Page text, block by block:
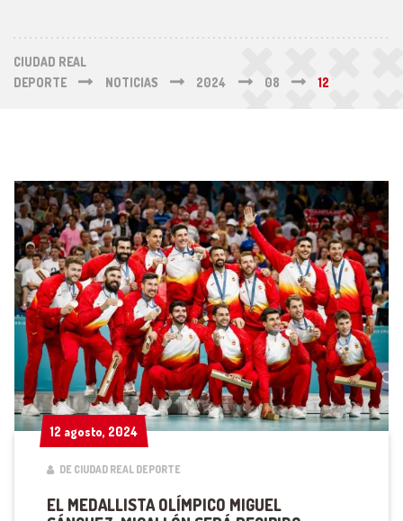
CIUDAD REAL
DEPORTE
NOTICIAS 2024 08 12
12 agosto, 2024
12 agosto, 2024
DE CIUDAD REAL DEPORTE
EL MEDALLISTA OLÍMPICO MIGUEL